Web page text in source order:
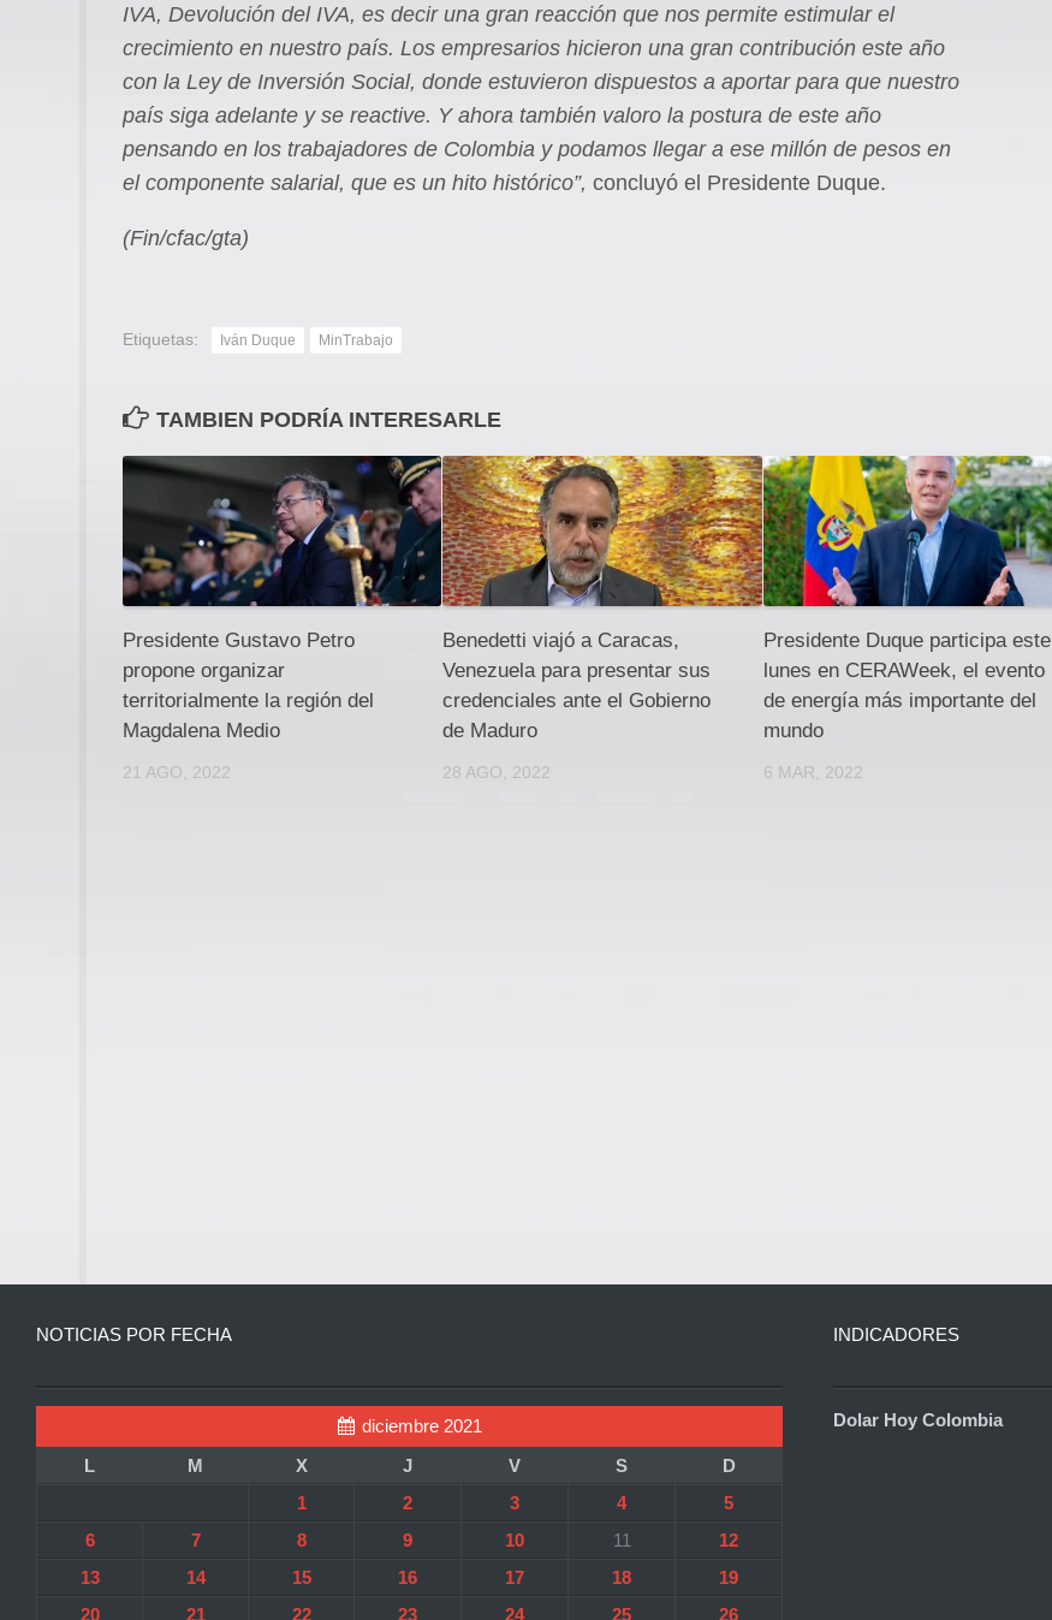
IVA, Devolución del IVA, es decir una gran reacción que nos permite estimular el
crecimiento en nuestro país. Los empresarios hicieron una gran contribución este año
con la Ley de Inversión Social, donde estuvieron dispuestos a aportar para que nuestro
país siga adelante y se reactive. Y ahora también valoro la postura de este año
pensando en los trabajadores de Colombia y podamos llegar a ese millón de pesos en
el componente salarial, que es un hito histórico”, concluyó el Presidente Duque.
(Fin/cfac/gta)
Etiquetas: Iván Duque MinTrabajo
TAMBIEN PODRÍA INTERESARLE
Presidente Gustavo Petro
propone organizar
territorialmente la región del
Magdalena Medio
21 AGO, 2022
Benedetti viajó a Caracas,
Venezuela para presentar sus
credenciales ante el Gobierno
de Maduro
28 AGO, 2022
Presidente Duque participa este
lunes en CERAWeek, el evento
de energía más importante del
mundo
6 MAR, 2022
NOTICIAS POR FECHA
diciembre 2021
L
M X J V S
D
1
2 3 4
5
6
7 8 9 10 11
12
13
14 15 16 17 18
19
20
21 22 23 24 25 26
INDICADORES
Dolar Hoy Colombia